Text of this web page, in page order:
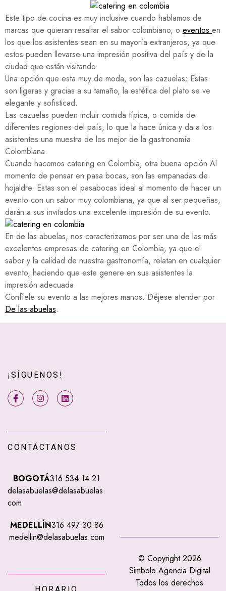
Este tipo de cocina es muy inclusive cuando hablamos de
marcas que quieran resaltar el sabor colombiano, o eventos en
los que los asistentes sean en su mayoría extranjeros, ya que
estos pueden llevarse una impresión positiva del país y de la
ciudad que están visitando.
Una opción que esta muy de moda, son las cazuelas; Estas
son ligeras y gracias a su tamaño, la estética del plato se ve
elegante y sofisticad.
Las cazuelas pueden incluir comida típica, o comida de
diferentes regiones del país, lo que la hace única y da a los
asistentes una muestra de los mejor de la gastronomía
Colombiana.
Cuando hacemos catering en Colombia, otra buena opción Al
momento de pensar en pasa bocas, son las empanadas de
hojaldre. Estas son el pasabocas ideal al momento de hacer un
evento con un sabor muy colombiana, ya que al ser pequeñas,
darán a sus invitados una excelente impresión de su evento.
En de las abuelas, nos caracterizamos por ser una de las más
excelentes empresas de catering en Colombia, ya que el
sabor y la calidad de nuestra gastronomía, relatan en cualquier
evento, haciendo que este genere en sus asistentes la
impresión adecuada
Confíele su evento a las mejores manos. Déjese atender por
De las abuelas.
¡SÍGUENOS!
CONTÁCTANOS
BOGOTÁ316 534 14 21
delasabuelas@delasabuelas.
com
MEDELLÍN316 497 30 86
medellin@delasabuelas.com
© Copyright 2026
Simbolo Agencia Digital
Todos los derechos